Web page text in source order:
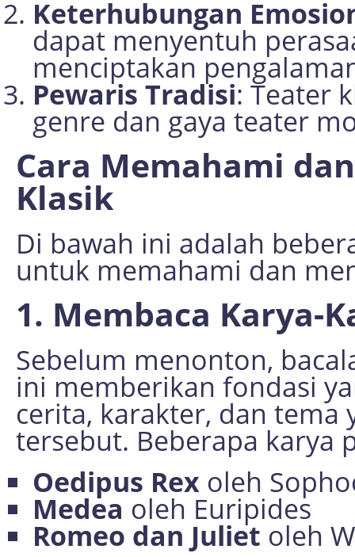
Keterhubungan
dapat menyentuh
menciptakan
Pewaris Tradisi: Teater
genre dan gaya teater
Cara Memahami
Klasik
Di bawah ini adalah
untuk memahami dan
1. Membaca Karya-
Sebelum menonton,
ini memberikan fondasi
cerita, karakter, dan tema
tersebut. Beberapa karya
Oedipus Rex oleh
Medea oleh Euripides
Romeo dan Juliet oleh